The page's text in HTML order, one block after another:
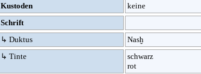
Kustoden
keine
Schrift
↳ Duktus
Nasḫ
↳ Tinte
schwarz
rot